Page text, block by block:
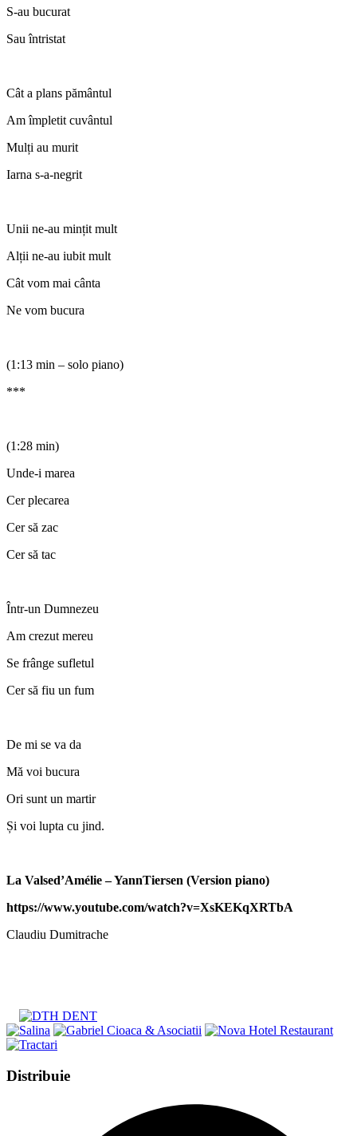
S-au bucurat
Sau întristat
Cât a plans pământul
Am împletit cuvântul
Mulți au murit
Iarna s-a-negrit
Unii ne-au mințit mult
Alții ne-au iubit mult
Cât vom mai cânta
Ne vom bucura
(1:13 min – solo piano)
***
(1:28 min)
Unde-i marea
Cer plecarea
Cer să zac
Cer să tac
Într-un Dumnezeu
Am crezut mereu
Se frânge sufletul
Cer să fiu un fum
De mi se va da
Mă voi bucura
Ori sunt un martir
Și voi lupta cu jind.
La Valsed’Amélie – YannTiersen (Version piano)
https://www.youtube.com/watch?v=XsKEKqXRTbA
Claudiu Dumitrache
DistribuieShare